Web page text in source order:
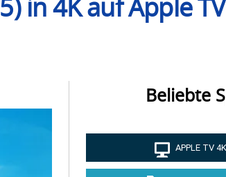
in 4K auf Apple
Beliebte
APPLE TV